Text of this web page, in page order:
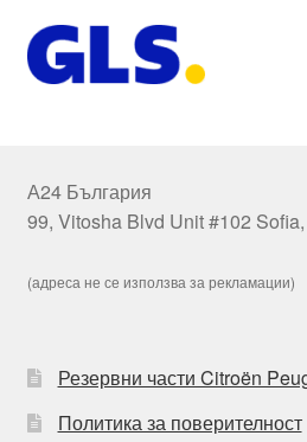
А24 България
99, Vitosha Blvd Unit #102
(адреса не се използва за рекламации)
Резервни части Citroën
Политика за поверителност